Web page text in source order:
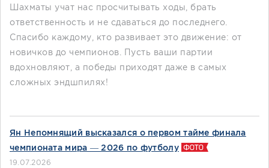
Шахматы учат нас просчитывать ходы, брать
ответственность и не сдаваться до последнего.
Спасибо каждому, кто развивает это движение: от
новичков до чемпионов. Пусть ваши партии
вдохновляют, а победы приходят даже в самых
сложных эндшпилях!
Ян Непомнящий высказался о первом тайме финала
чемпионата мира — 2026 по футболу
19.07.2026